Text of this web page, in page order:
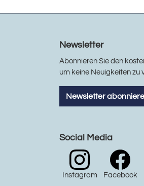
Newsletter
Abonnieren Sie den
um keine Neuigkeiten zu
Newsletter
Social Media
Instagram Facebook